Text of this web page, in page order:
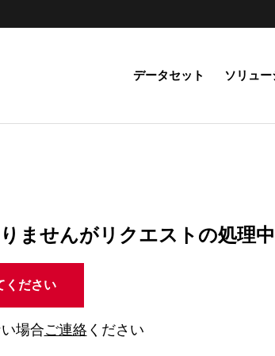
データセット ソリュー
ませんがリクエストの処理
ください
場合ご連絡 ください